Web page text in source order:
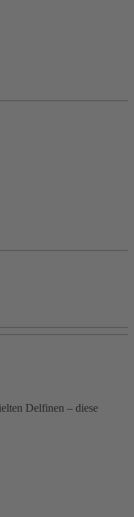
Delfinen – diese